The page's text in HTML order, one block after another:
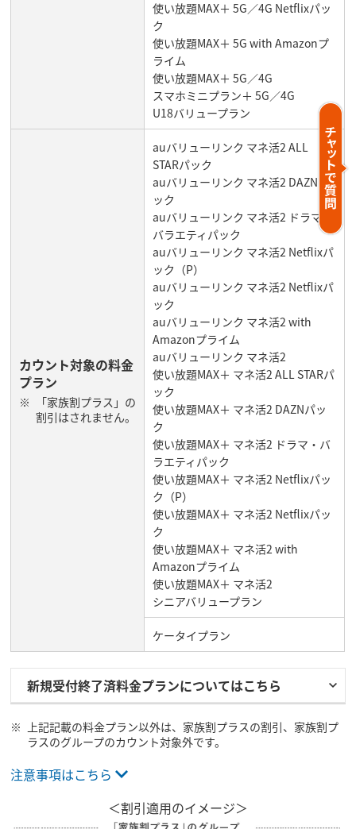
使い放題MAX＋ 5G／4G Netflixパッ
ク
使い放題MAX＋ 5G with Amazonプ
ライム
使い放題MAX＋ 5G／4G
スマホミニプラン＋ 5G／4G
U18バリュープラン
カウント対象の料金
プラン
「家族割プラス」の
割引はされません。
auバリューリンク マネ活2 ALL
STARパック
auバリューリンク マネ活2 DAZNパ
ック
auバリューリンク マネ活2 ドラマ・
バラエティパック
auバリューリンク マネ活2 Netflixパ
ック（P）
auバリューリンク マネ活2 Netflixパ
ック
auバリューリンク マネ活2 with
Amazonプライム
auバリューリンク マネ活2
使い放題MAX＋ マネ活2 ALL STARパ
ック
使い放題MAX＋ マネ活2 DAZNパッ
ク
使い放題MAX＋ マネ活2 ドラマ・バ
ラエティパック
使い放題MAX＋ マネ活2 Netflixパッ
ク（P）
使い放題MAX＋ マネ活2 Netflixパッ
ク
使い放題MAX＋ マネ活2 with
Amazonプライム
使い放題MAX＋ マネ活2
シニアバリュープラン
ケータイプラン
新規受付終了済料金プランについてはこちら
上記記載の料金プラン以外は、家族割プラスの割引、家族割プ
ラスのグループのカウント対象外です。
注意事項はこちら
＜割引適用のイメージ＞